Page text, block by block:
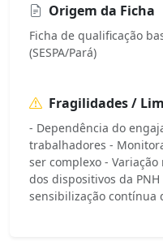
Origem da Ficha
Ficha de qualificação
(SESPA/Pará)
Fragilidades /
- Dependência do
trabalhadores -
ser complexo -
dos dispositivos da
sensibilização contínua